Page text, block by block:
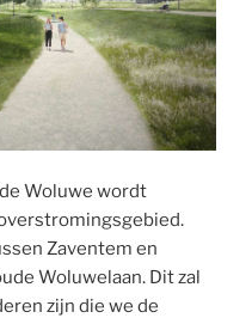
Woluwe wordt
Zaventem en
Woluwelaan. Dit zal
zijn die we de